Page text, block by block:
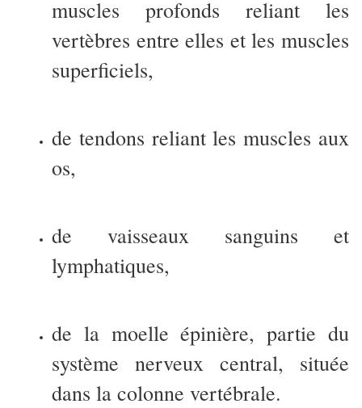
muscles profonds reliant les
vertèbres entre elles et les muscles
superficiels,
de tendons reliant les muscles aux
os,
de vaisseaux sanguins et
lymphatiques,
de la moelle épinière, partie du
système nerveux central, située
dans la colonne vertébrale.